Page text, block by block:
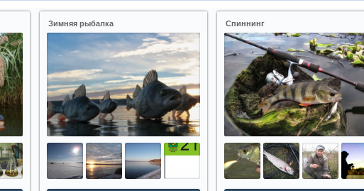
Зимняя рыбалка Спиннинг